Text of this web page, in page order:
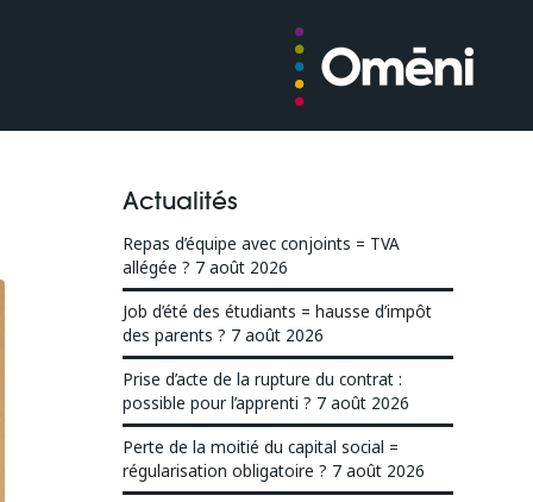
Actualités
Repas d’équipe avec conjoints = TVA
allégée ? 7 août 2026
Job d’été des étudiants = hausse d’impôt
des parents ? 7 août 2026
Prise d’acte de la rupture du contrat :
possible pour l’apprenti ? 7 août 2026
Perte de la moitié du capital social =
régularisation obligatoire ? 7 août 2026